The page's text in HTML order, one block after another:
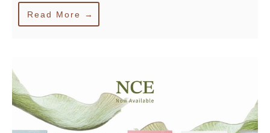
Read More →